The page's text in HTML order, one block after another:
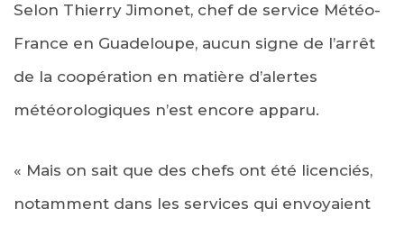
Selon Thierry Jimonet, chef de service Météo-
France en Guadeloupe, aucun signe de l’arrêt
de la coopération en matière d’alertes
météorologiques n’est encore apparu.
« Mais on sait que des chefs ont été licenciés,
notamment dans les services qui envoyaient